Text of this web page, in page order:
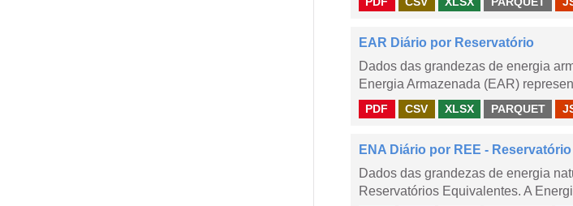
EAR Diário por Reservatório
Dados das grandezas de energia
Energia Armazenada (EAR)
PDF CSV XLSX PARQUET
ENA Diário por REE -
Dados das grandezas de energia
Reservatórios Equivalentes. A